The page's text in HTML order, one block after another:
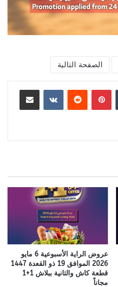
الصفحة التالية
بينتيريست مشاركة عبر البريد
عروض الراية الأسبوعية 6 مايو
2026 الموافق 19 ذو القعدة 1447
قطعة كاش والتانية ببلاش 1+1
مجاناً